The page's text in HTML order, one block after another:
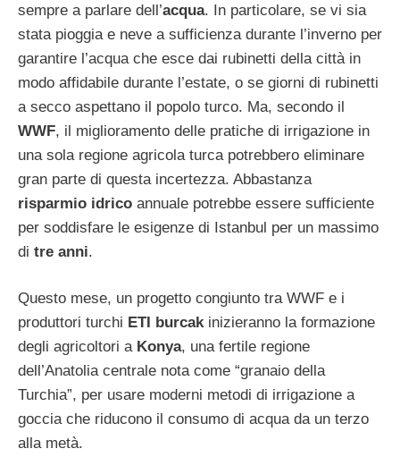
sempre a parlare dell’acqua. In particolare, se vi sia
stata pioggia e neve a sufficienza durante l’inverno per
garantire l’acqua che esce dai rubinetti della città in
modo affidabile durante l’estate, o se giorni di rubinetti
a secco aspettano il popolo turco. Ma, secondo il
WWF, il miglioramento delle pratiche di irrigazione in
una sola regione agricola turca potrebbero eliminare
gran parte di questa incertezza. Abbastanza
risparmio idrico annuale potrebbe essere sufficiente
per soddisfare le esigenze di Istanbul per un massimo
di tre anni.
Questo mese, un progetto congiunto tra WWF e i
produttori turchi ETI burcakinizieranno la formazione
degli agricoltori a Konya, una fertile regione
dell’Anatolia centrale nota come “granaio della
Turchia”, per usare moderni metodi di irrigazione a
goccia che riducono il consumo di acqua da un terzo
alla metà.